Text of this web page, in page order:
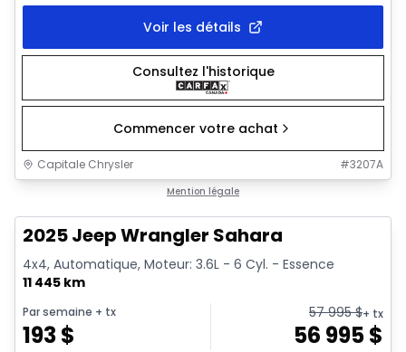
Voir les détails
Consultez l'historique
Commencer votre achat
Capitale Chrysler #3207A
Mention légale
2025 Jeep Wrangler Sahara
4x4, Automatique, Moteur: 3.6L - 6 Cyl. - Essence
11 445 km
Par semaine + tx
193$
57 995$+ tx
56 995$